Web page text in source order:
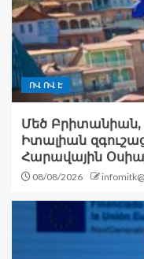
ՈՎ ՈՎ Է
Մեծ
Իտալիան
Հարավային
08/08/2026